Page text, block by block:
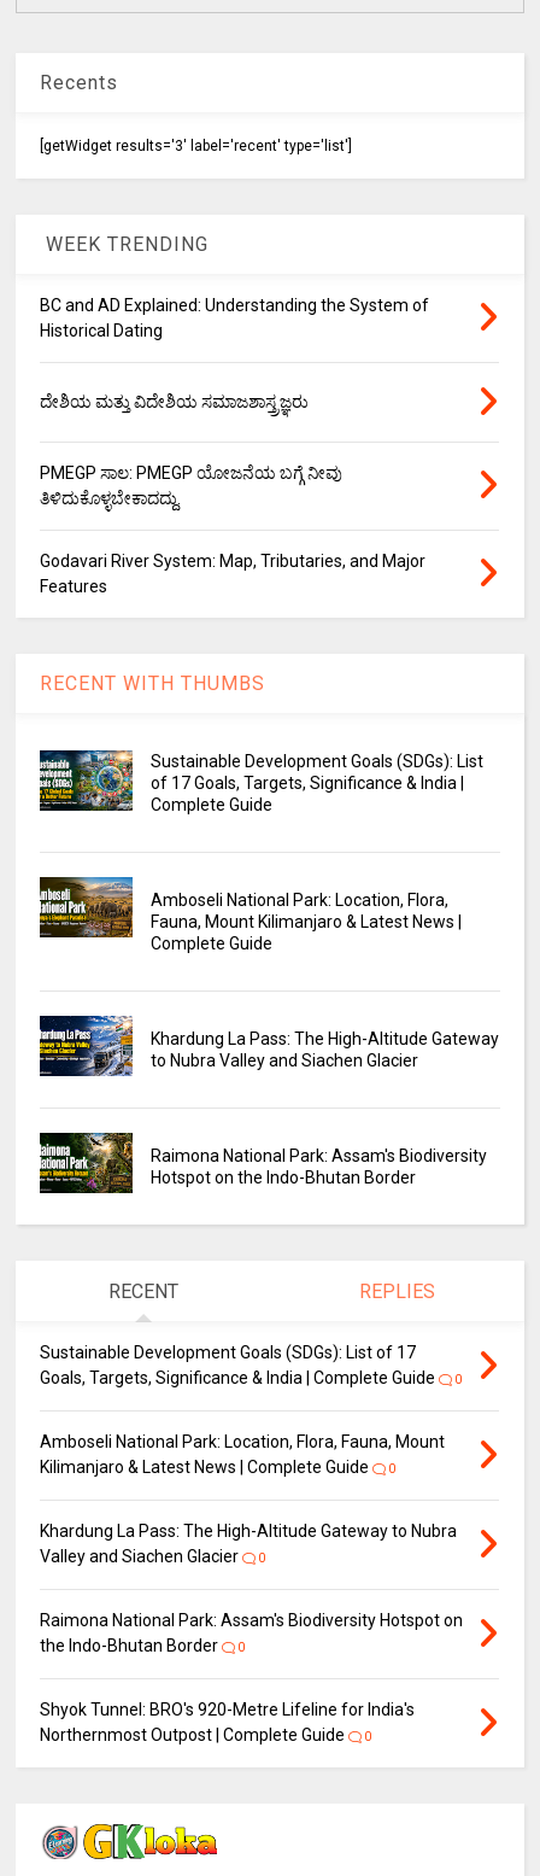
Recents
[getWidget results='3' label='recent' type='list']
WEEK TRENDING
BC and AD Explained: Understanding the System of
Historical Dating
ದೇಶಿಯ ಮತ್ತು ವಿದೇಶಿಯ ಸಮಾಜಶಾಸ್ತ್ರಜ್ಞರು
PMEGP ಸಾಲ: PMEGP ಯೋಜನೆಯ ಬಗ್ಗೆ ನೀವು
ತಿಳಿದುಕೊಳ್ಳಬೇಕಾದದ್ದು.
Godavari River System: Map, Tributaries, and Major
Features
RECENT WITH THUMBS
Sustainable Development Goals (SDGs): List
of 17 Goals, Targets, Significance & India |
Complete Guide
Amboseli National Park: Location, Flora,
Fauna, Mount Kilimanjaro & Latest News |
Complete Guide
Khardung La Pass: The High-Altitude Gateway
to Nubra Valley and Siachen Glacier
Raimona National Park: Assam's Biodiversity
Hotspot on the Indo-Bhutan Border
RECENT REPLIES
Sustainable Development Goals (SDGs): List of 17
Goals, Targets, Significance & India | Complete Guide
0
Amboseli National Park: Location, Flora, Fauna, Mount
Kilimanjaro & Latest News | Complete Guide
0
Khardung La Pass: The High-Altitude Gateway to Nubra
Valley and Siachen Glacier
0
Raimona National Park: Assam's Biodiversity Hotspot on
the Indo-Bhutan Border
0
Shyok Tunnel: BRO's 920-Metre Lifeline for India's
Northernmost Outpost | Complete Guide
0